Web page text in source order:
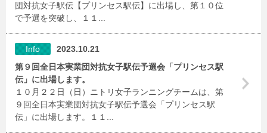
団対抗女子駅伝【プリンセス駅伝】に出場し、第１０位
で予選を突破し、１１...
Info
2023.10.21
第９回全日本実業団対抗女子駅伝予選会「プリンセス駅
伝」に出場します。
１０月２２日（日）ニトリ女子ランニングチームは、第
９回全日本実業団対抗女子駅伝予選会「プリンセス駅
伝」に出場します。１１...